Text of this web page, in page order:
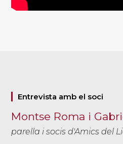
Entrevista amb el soci
Montse Roma i
parella i socis d'Amics del